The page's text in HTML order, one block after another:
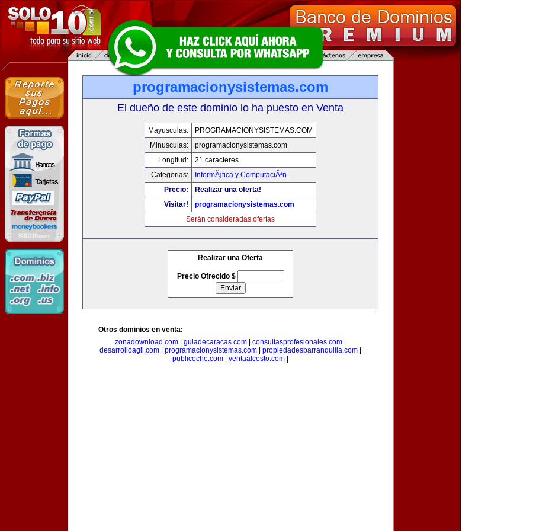
programacionysistemas.com
El dueño de este dominio lo ha puesto en Venta
Mayusculas:
PROGRAMACIONYSISTEMAS.COM
Minusculas:
programacionysistemas.com
Longitud:
21 caracteres
Categorias:
InformÃ¡tica y ComputaciÃ³n
Precio:
Realizar una oferta!
Visitar!
programacionysistemas.com
Serán consideradas ofertas
Realizar una Oferta
Precio Ofrecido $
Otros dominios en venta:
zonadownload.com
guiadecaracas.com consultasprofesionales.com
desarrolloagil.com
programacionysistemas.com propiedadesbarranquilla.com
publicoche.com
ventaalcosto.com